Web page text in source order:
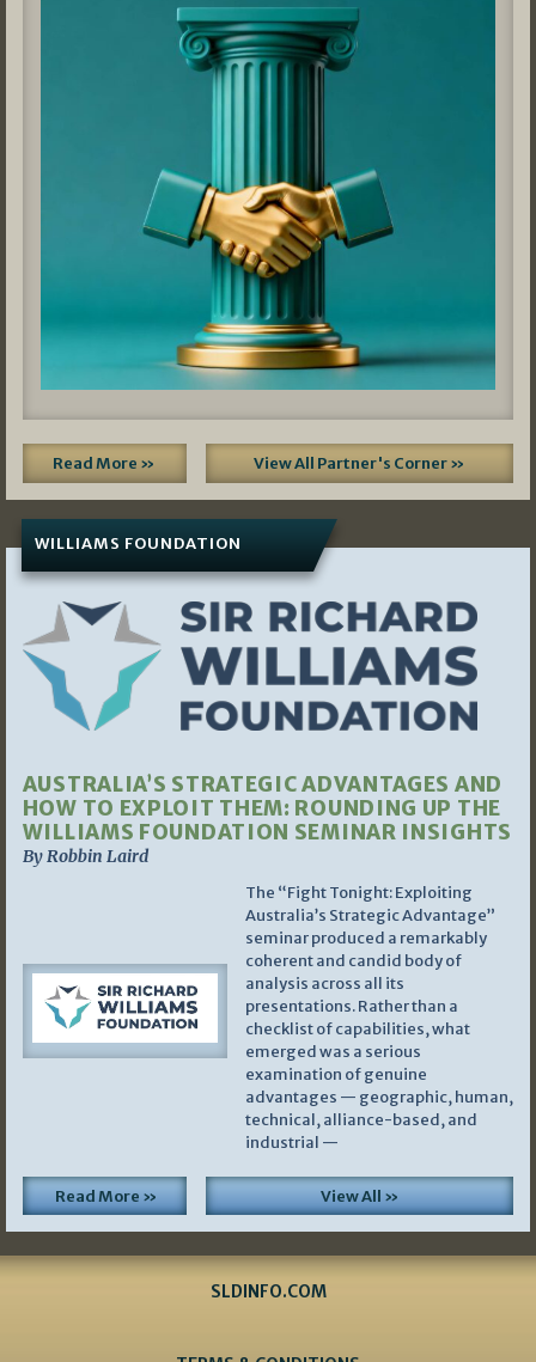
Read More » View All Partner's Corner »
WILLIAMS FOUNDATION
AUSTRALIA’S STRATEGIC ADVANTAGES AND
HOW TO EXPLOIT THEM: ROUNDING UP THE
WILLIAMS FOUNDATION SEMINAR INSIGHTS
By Robbin Laird
The “Fight Tonight: Exploiting
Australia’s Strategic Advantage”
seminar produced a remarkably
coherent and candid body of
analysis across all its
presentations. Rather than a
checklist of capabilities, what
emerged was a serious
examination of genuine
advantages — geographic, human,
technical, alliance-based, and
industrial —
Read More » View All »
SLDINFO.COM